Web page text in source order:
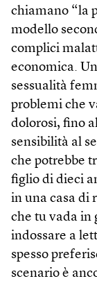
chiamano “la
modello
complici
economica.
sessualità
problemi che
dolorosi, fino
sensibilità al
che potrebbe
figlio di dieci
in una casa di
che tu vada in
indossare a
spesso
scenario è